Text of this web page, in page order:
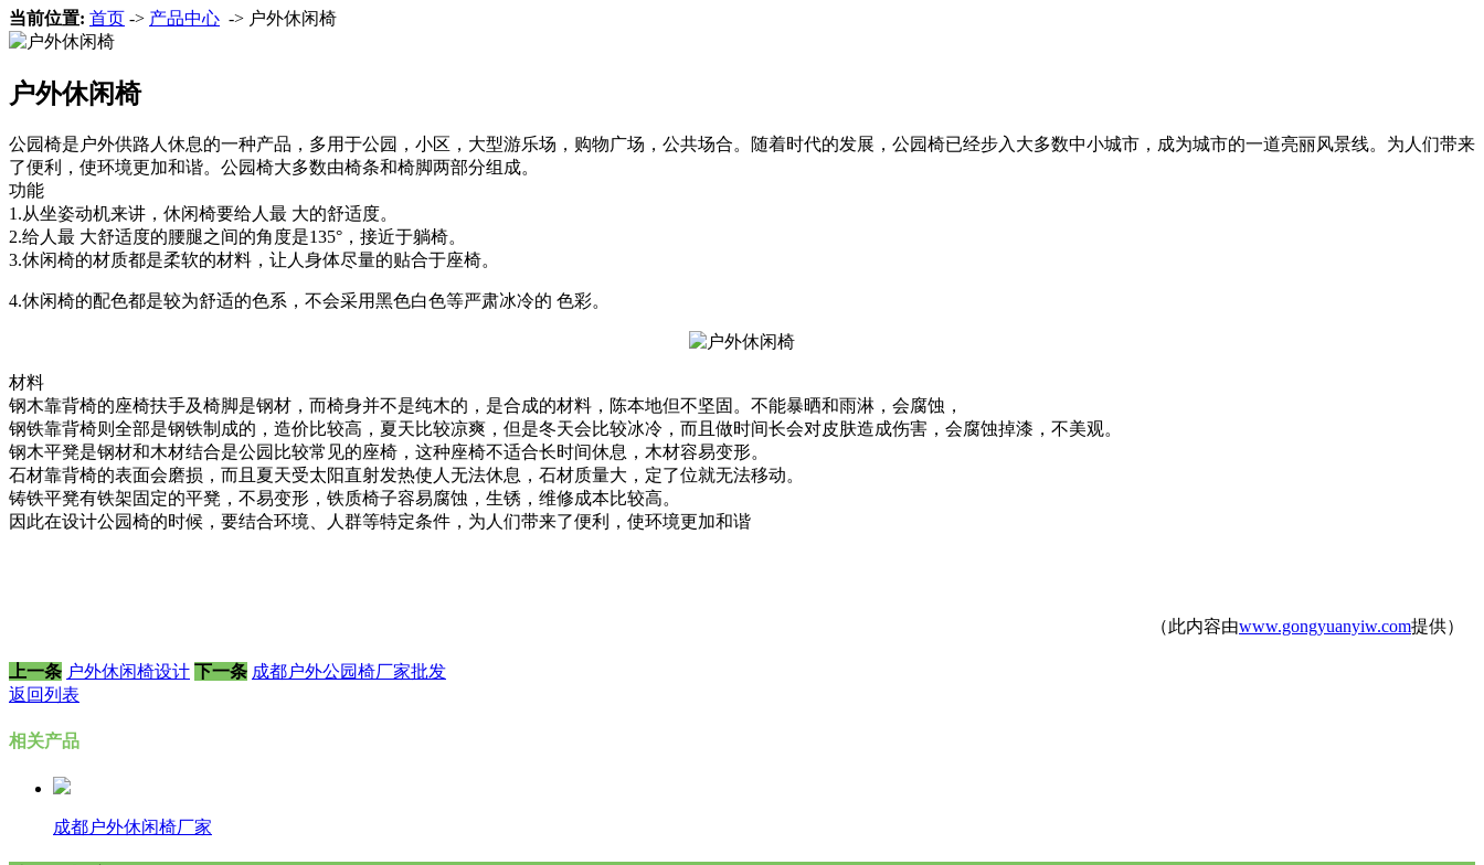
当前位置: 首页 -> 产品中心 -> 户外休闲椅
户外休闲椅
公园椅是户外供路人休息的一种产品，多用于公园，小区，大型游乐场，购物广场，公共场合。随着时代的发展，公园椅已经步入大多数中小城市，成为城市的一道亮丽风景线。为人们带来
了便利，使环境更加和谐。公园椅大多数由椅条和椅脚两部分组成。
功能
1.从坐姿动机来讲，休闲椅要给人最 大的舒适度。
2.给人最 大舒适度的腰腿之间的角度是135°，接近于躺椅。
3.休闲椅的材质都是柔软的材料，让人身体尽量的贴合于座椅。
4.休闲椅的配色都是较为舒适的色系，不会采用黑色白色等严肃冰冷的 色彩。
材料
钢木靠背椅的座椅扶手及椅脚是钢材，而椅身并不是纯木的，是合成的材料，陈本地但不坚固。不能暴晒和雨淋，会腐蚀，
钢铁靠背椅则全部是钢铁制成的，造价比较高，夏天比较凉爽，但是冬天会比较冰冷，而且做时间长会对皮肤造成伤害，会腐蚀掉漆，不美观。
钢木平凳是钢材和木材结合是公园比较常见的座椅，这种座椅不适合长时间休息，木材容易变形。
石材靠背椅的表面会磨损，而且夏天受太阳直射发热使人无法休息，石材质量大，定了位就无法移动。
铸铁平凳有铁架固定的平凳，不易变形，铁质椅子容易腐蚀，生锈，维修成本比较高。
因此在设计公园椅的时候，要结合环境、人群等特定条件，为人们带来了便利，使环境更加和谐
（此内容由www.gongyuanyiw.com提供）
上一条 户外休闲椅设计 下一条 成都户外公园椅厂家批发
返回列表
相关产品
成都户外休闲椅厂家